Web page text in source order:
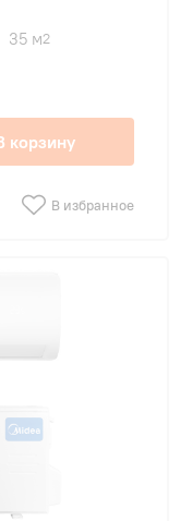
35 м2
корзину
В избранное